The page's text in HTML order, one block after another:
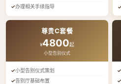
办理相关手续指导
尊贵C套餐
¥4800起
小型告别仪式
小型告别仪式策划
告别厅基础布置